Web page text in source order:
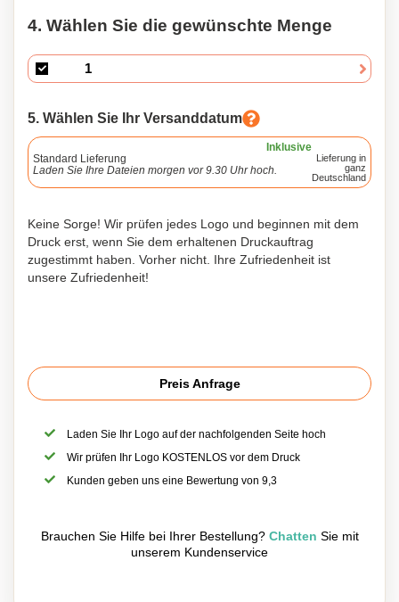
4. Wählen Sie die gewünschte Menge
5. Wählen Sie Ihr Versanddatum
Inklusive
Standard Lieferung
Laden Sie Ihre Dateien morgen vor 9.30 Uhr hoch.
Lieferung in
ganz
Deutschland
Keine Sorge! Wir prüfen jedes Logo und beginnen mit dem
Druck erst, wenn Sie dem erhaltenen Druckauftrag
zugestimmt haben. Vorher nicht. Ihre Zufriedenheit ist
unsere Zufriedenheit!
Preis Anfrage
Laden Sie Ihr Logo auf der nachfolgenden Seite hoch
Wir prüfen Ihr Logo KOSTENLOS vor dem Druck
Kunden geben uns eine Bewertung von 9,3
Brauchen Sie Hilfe bei Ihrer Bestellung? Chatten Sie mit
unserem Kundenservice